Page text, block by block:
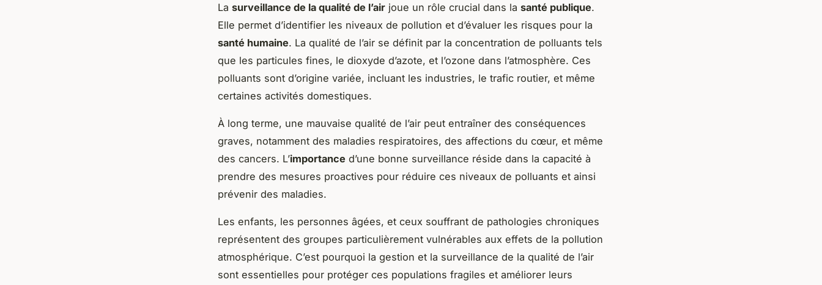
La surveillance de la qualité de l’air joue un rôle crucial dans la santé publique.
Elle permet d’identifier les niveaux de pollution et d’évaluer les risques pour la
santé humaine. La qualité de l’air se définit par la concentration de polluants tels
que les particules fines, le dioxyde d’azote, et l’ozone dans l’atmosphère. Ces
polluants sont d’origine variée, incluant les industries, le trafic routier, et même
certaines activités domestiques.
À long terme, une mauvaise qualité de l’air peut entraîner des conséquences
graves, notamment des maladies respiratoires, des affections du cœur, et même
des cancers. L’importance d’une bonne surveillance réside dans la capacité à
prendre des mesures proactives pour réduire ces niveaux de polluants et ainsi
prévenir des maladies.
Les enfants, les personnes âgées, et ceux souffrant de pathologies chroniques
représentent des groupes particulièrement vulnérables aux effets de la pollution
atmosphérique. C’est pourquoi la gestion et la surveillance de la qualité de l’air
sont essentielles pour protéger ces populations fragiles et améliorer leurs